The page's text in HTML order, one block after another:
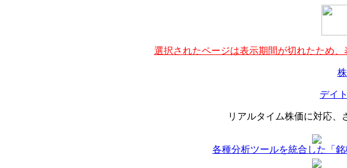
選択されたページは表示期間が切れたため
デイ
リアルタイム株価に対応、
各種分析ツールを統合した「